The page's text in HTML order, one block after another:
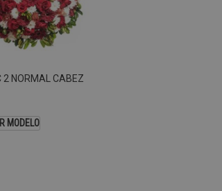
2 NORMAL CABEZ
MODELO